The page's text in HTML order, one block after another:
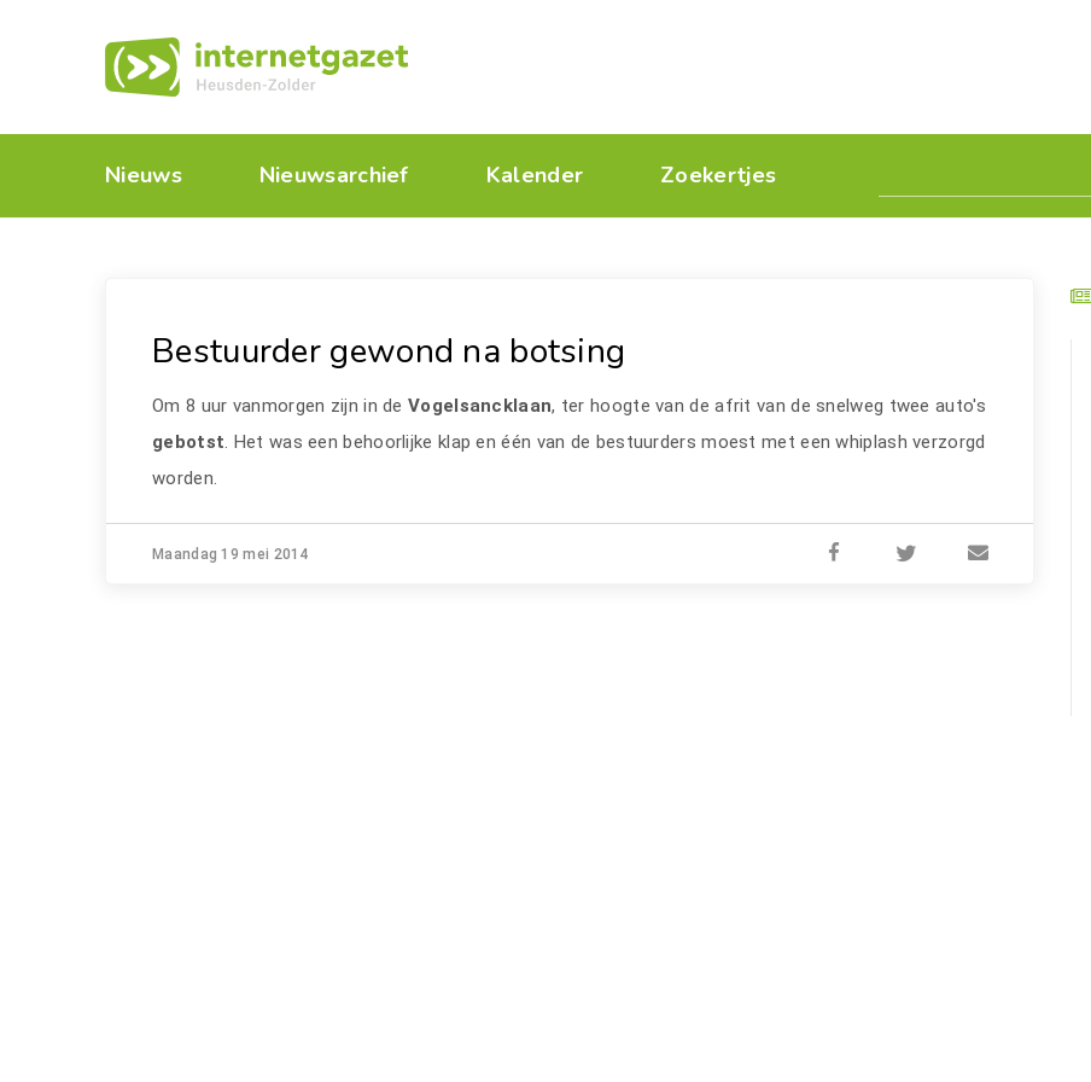
Nieuws Nieuwsarchief Kalender Zoekertjes
Bestuurder gewond na botsing
Om 8 uur vanmorgen zijn in de Vogelsancklaan, ter hoogte van de afrit van de snelweg twee auto's
gebotst. Het was een behoorlijke klap en één van de bestuurders moest met een whiplash verzorgd
worden.
Maandag 19 mei 2014